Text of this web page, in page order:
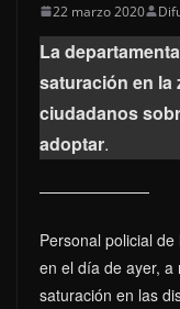
22 marzo 2020
La
saturación en la
ciudadanos
adoptar.
Personal policial
en el día de ayer,
saturación en las